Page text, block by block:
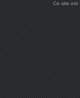
Ce site est